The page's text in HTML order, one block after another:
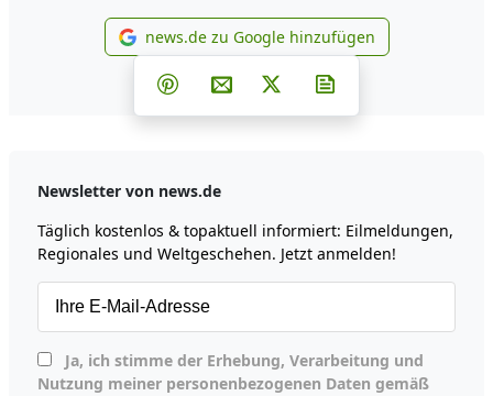
news.de zu Google
news.de zu Google hinzufügen
Teilen auf Facebook
Teilen auf Whatsapp
Teilen auf Telegram
Teilen auf Pinterest
Per E-Mail teilen
Post auf X
Newsletter von news.de
Täglich kostenlos & topaktuell informiert: Eilmeldungen,
Regionales und Weltgeschehen. Jetzt anmelden!
Nutzung meiner personenbezogenen Daten gemäß